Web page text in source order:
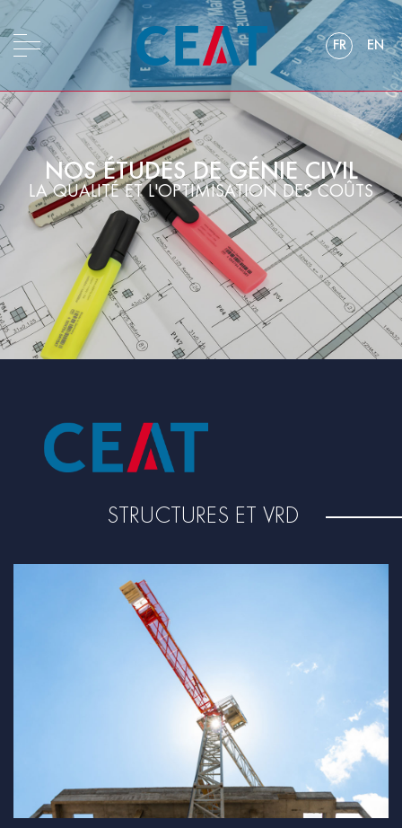
FR EN
NOS ÉTUDES DE GÉNIE CIVIL
LA QUALITÉ ET L'OPTIMISATION DES COÛTS
STRUCTURES ET VRD